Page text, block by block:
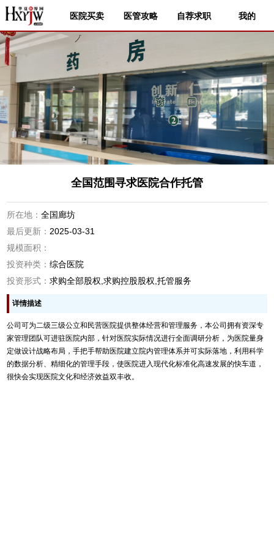
医院买卖 医管攻略 自荐求职 我的
全国范围寻求医院合作托管
所在地：全国廊坊
最后更新： 2025-03-31
规模面积：
投资种类：综合医院
投资形式：求购全部股权,求购控股股权,托管服务
详情描述
公司可为二级三级公立和民营医院提供整体经营和管理服务，本公司拥有资深专
家管理团队可进驻医院内部，针对医院实际情况进行全面调研分析，为医院量身
定做设计战略布局，手把手帮助医院建立院内管理体系并可实际落地，利用科学
的数据分析、精细化的管理手段，使医院进入现代化标准化高速发展的快车道，
很快会实现医院文化和经济效益双丰收。